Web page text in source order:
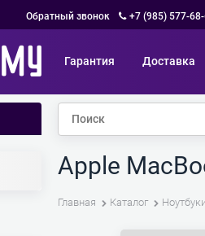
Обратный звонок +7 (985) 577-
Гарантия Доставка
Apple
Главная Каталог